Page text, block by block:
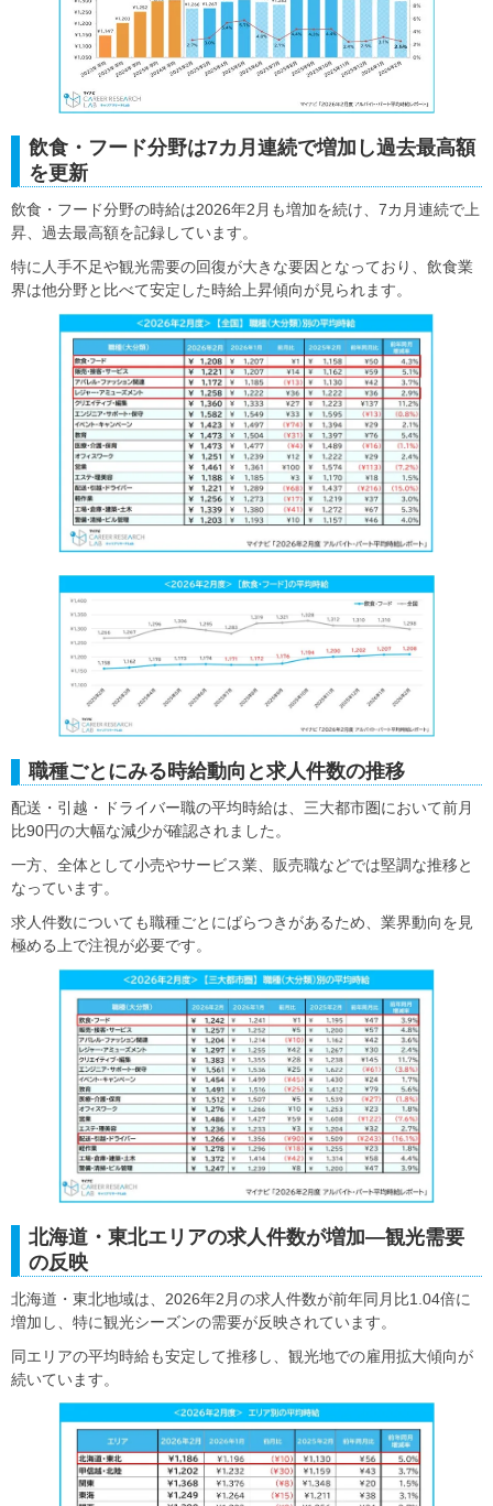
飲食・フード分野は7カ月連続で増加し過去最高額
を更新
飲食・フード分野の時給は2026年2月も増加を続け、7カ月連続で上
昇、過去最高額を記録しています。
特に人手不足や観光需要の回復が大きな要因となっており、飲食業
界は他分野と比べて安定した時給上昇傾向が見られます。
職種ごとにみる時給動向と求人件数の推移
配送・引越・ドライバー職の平均時給は、三大都市圏において前月
比90円の大幅な減少が確認されました。
一方、全体として小売やサービス業、販売職などでは堅調な推移と
なっています。
求人件数についても職種ごとにばらつきがあるため、業界動向を見
極める上で注視が必要です。
北海道・東北エリアの求人件数が増加―観光需要
の反映
北海道・東北地域は、2026年2月の求人件数が前年同月比1.04倍に
増加し、特に観光シーズンの需要が反映されています。
同エリアの平均時給も安定して推移し、観光地での雇用拡大傾向が
続いています。